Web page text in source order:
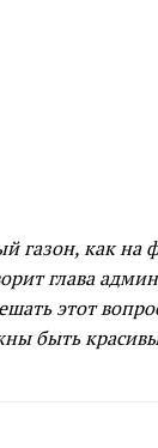
газон, как на
глава
этот
быть